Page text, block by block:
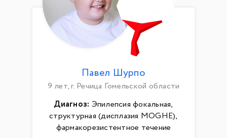
Павел Шурпо
9 лет, г. Речица Гомельской области
Диагноз: Эпилепсия фокальная,
структурная (дисплазия MOGHE),
фармакорезистентное течение